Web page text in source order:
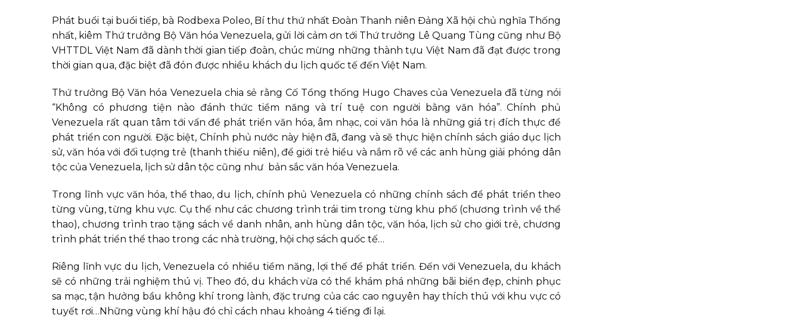
Phát buổi tại buổi tiếp, bà Rodbexa Poleo, Bí thư thứ nhất Đoàn Thanh niên Đảng Xã hội chủ nghĩa Thống
nhất, kiêm Thứ trưởng Bộ Văn hóa Venezuela, gửi lời cảm ơn tới Thứ trưởng Lê Quang Tùng cũng như Bộ
VHTTDL Việt Nam đã dành thời gian tiếp đoàn, chúc mừng những thành tựu Việt Nam đã đạt được trong
thời gian qua, đặc biệt đã đón được nhiều khách du lịch quốc tế đến Việt Nam.
Thứ trưởng Bộ Văn hóa Venezuela chia sẻ rằng Cố Tổng thống Hugo Chaves của Venezuela đã từng nói
“Không có phương tiện nào đánh thức tiềm năng và trí tuệ con người bằng văn hóa”. Chính phủ
Venezuela rất quan tâm tới vấn đề phát triển văn hóa, âm nhạc, coi văn hóa là những giá trị đích thực để
phát triển con người. Đặc biệt, Chính phủ nước này hiện đã, đang và sẽ thực hiện chính sách giáo dục lịch
sử, văn hóa với đối tượng trẻ (thanh thiếu niên), để giới trẻ hiểu và nắm rõ về các anh hùng giải phóng dân
tộc của Venezuela, lịch sử dân tộc cũng như bản sắc văn hóa Venezuela.
Trong lĩnh vực văn hóa, thể thao, du lịch, chính phủ Venezuela có những chính sách để phát triển theo
từng vùng, từng khu vực. Cụ thể như các chương trình trái tim trong từng khu phố (chương trình về thể
thao), chương trình trao tặng sách về danh nhân, anh hùng dân tộc, văn hóa, lịch sử cho giới trẻ, chương
trình phát triển thể thao trong các nhà trường, hội chợ sách quốc tế…
Riêng lĩnh vực du lịch, Venezuela có nhiều tiềm năng, lợi thế để phát triển. Đến với Venezuela, du khách
sẽ có những trải nghiệm thú vị. Theo đó, du khách vừa có thể khám phá những bãi biển đẹp, chinh phục
sa mạc, tận hưởng bầu không khí trong lành, đặc trưng của các cao nguyên hay thích thú với khu vực có
tuyết rơi…Những vùng khí hậu đó chỉ cách nhau khoảng 4 tiếng đi lại.